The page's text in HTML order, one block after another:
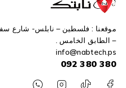
موقعنا : فلسطين – نابلس- شارع
– الطابق الخامس .
info@nabtech.ps
380 380 092